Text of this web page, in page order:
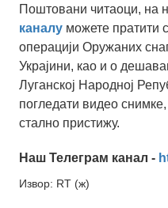
Поштовани читаоци, на
каналу можете пратити
операцији Оружаних
Украјини, као и о
Луганској Народној
погледати видео
стално пристижу.
Наш Телеграм канал -
Извор: RT (ж)